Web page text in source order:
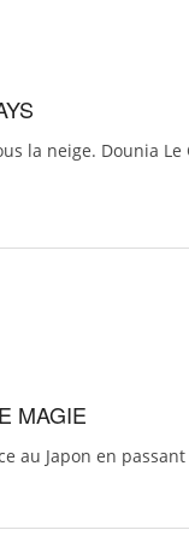
la neige. Dounia Le
MAGIE
au Japon en